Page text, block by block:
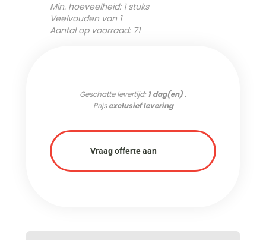
Min. hoeveelheid: 1 stuks
Veelvouden van 1
Aantal op voorraad: 71
Geschatte levertijd:1 dag(en) .
Prijsexclusief levering
Vraag offerte aan